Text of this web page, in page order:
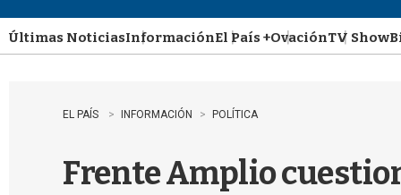
u
Últimas NoticiasInformaciónEl País +OvaciónTV Show
EL PAÍS INFORMACIÓN POLÍTICA
Frente Amplio